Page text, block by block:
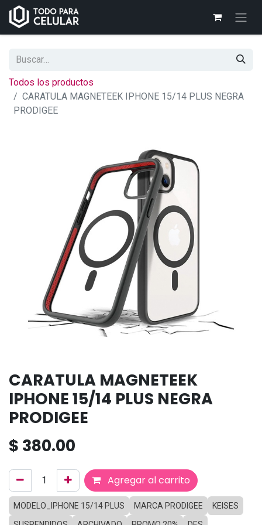
Todos los productos
CARATULA MAGNETEEK IPHONE 15/14 PLUS NEGRA
PRODIGEE
CARATULA MAGNETEEK
IPHONE 15/14 PLUS NEGRA
PRODIGEE
$ 380.00
Agregar al carrito
MODELO_IPHONE 15/14 PLUS MARCA PRODIGEE
KEISES